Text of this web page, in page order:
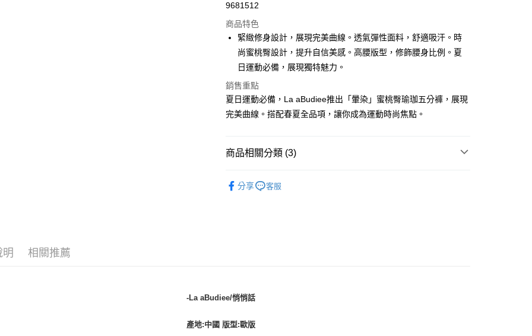
街口支付
悠遊付
貨到付款
付款後全家純取貨
9681512
商品特色
緊緻修身設計，展現完美曲線。透氣彈性面料，舒適吸汗。時
尚蜜桃臀設計，提升自信美感。高腰版型，修飾腰身比例。夏
日運動必備，展現獨特魅力。
銷售重點
夏日運動必備，La aBudiee推出「暈染」蜜桃臀瑜珈五分褲，展現
完美曲線。搭配春夏全品項，讓你成為運動時尚焦點。
商品相關分類 (3)
分享 客服
明 相關推薦
-La aBudiee/悄悄話
產地:中國 版型:歐版